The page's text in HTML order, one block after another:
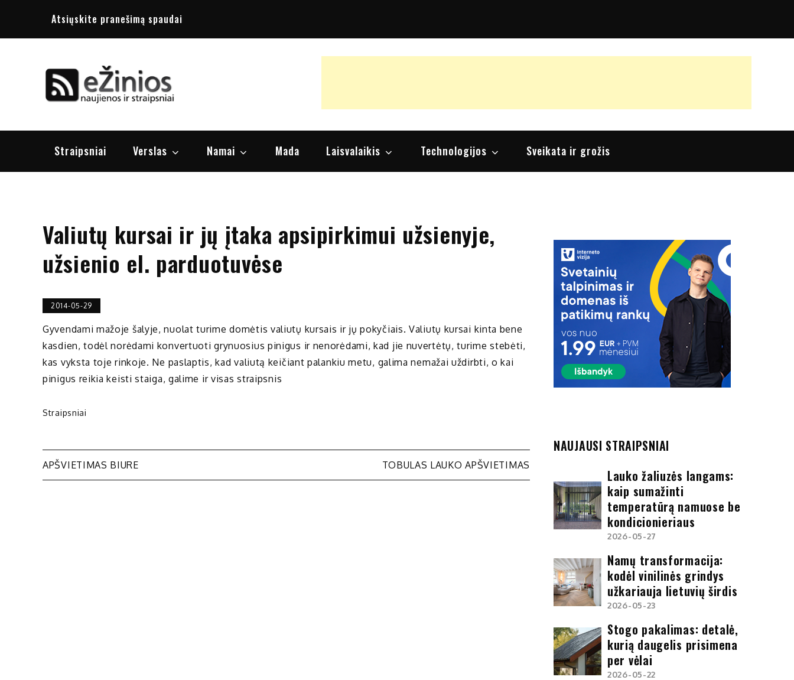
Atsiųskite pranešimą spaudai
Straipsniai Verslas Namai Mada Laisvalaikis Technologijos Sveikata ir grožis
Valiutų kursai ir jų įtaka apsipirkimui užsienyje,
užsienio el. parduotuvėse
2014-05-29
Gyvendami mažoje šalyje, nuolat turime domėtis valiutų kursais ir jų pokyčiais. Valiutų kursai kinta bene
kasdien, todėl norėdami konvertuoti grynuosius pinigus ir nenorėdami, kad jie nuvertėtų, turime stebėti,
kas vyksta toje rinkoje. Ne paslaptis, kad valiutą keičiant palankiu metu, galima nemažai uždirbti, o kai
pinigus reikia keisti staiga, galime ir visas straipsnis
Straipsniai
Navigacija
APŠVIETIMAS BIURE TOBULAS LAUKO APŠVIETIMAS
NAUJAUSI STRAIPSNIAI
Lauko žaliuzės langams:
kaip sumažinti
temperatūrą namuose be
kondicionieriaus
2026-05-27
Namų transformacija:
kodėl vinilinės grindys
užkariauja lietuvių širdis
2026-05-23
Stogo pakalimas: detalė,
kurią daugelis prisimena
per vėlai
2026-05-22